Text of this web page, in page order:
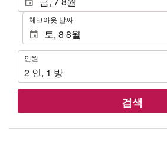
체크아웃 날짜
인
원
인원
2 인, 1 방
검색